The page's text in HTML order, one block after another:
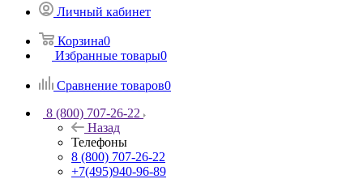
Личный кабинет
Корзина0
Избранные товары0
Сравнение товаров0
8 (800) 707-26-22
Назад
Телефоны
8 (800) 707-26-22
+7(495)940-96-89